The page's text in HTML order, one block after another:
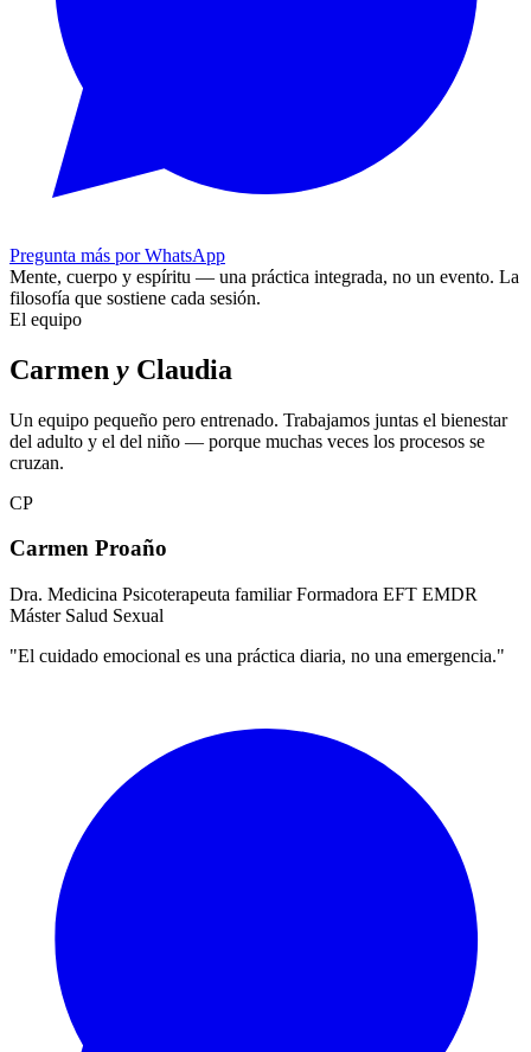
Pregunta más por WhatsApp
Mente, cuerpo y espíritu — una práctica integrada, no un evento. La
filosofía que sostiene cada sesión.
El equipo
Carmen y Claudia
Un equipo pequeño pero entrenado. Trabajamos juntas el bienestar
del adulto y el del niño — porque muchas veces los procesos se
cruzan.
CP
Carmen Proaño
Dra. Medicina Psicoterapeuta familiar Formadora EFT EMDR
Máster Salud Sexual
"El cuidado emocional es una práctica diaria, no una emergencia."